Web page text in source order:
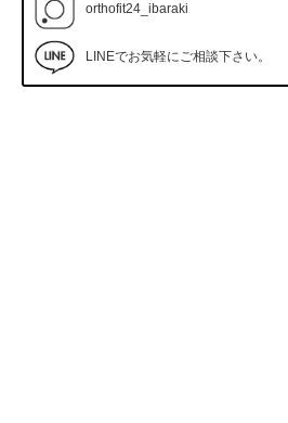
orthofit24_ibaraki
LINEでお気軽にご相談下さい。